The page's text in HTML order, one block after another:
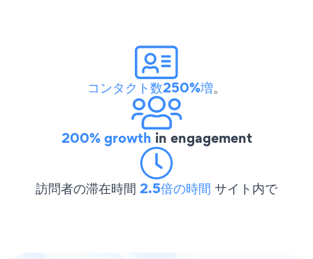
コンタクト数250%増。
200% growth in engagement
訪問者の滞在時間 2.5倍の時間 サイト内で